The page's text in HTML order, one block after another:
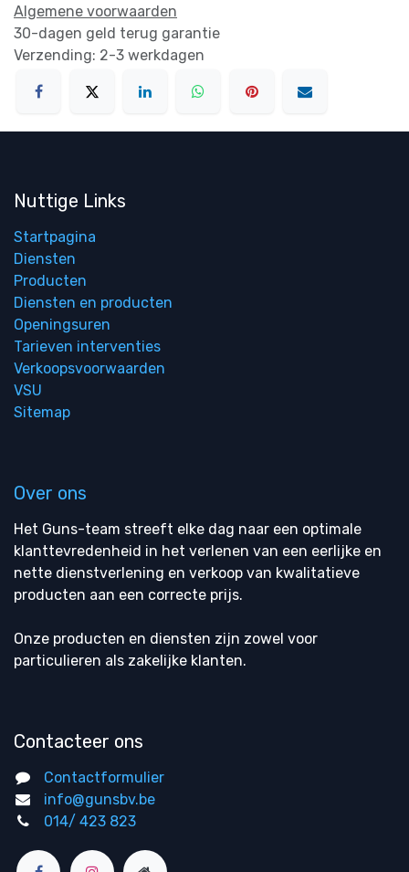
Algemene voorwaarden
30-dagen geld terug garantie
Verzending: 2-3 werkdagen
Nuttige Links
Startpagina
Diensten
Producten
Diensten en producten
Openingsuren
Tarieven interventies
Verkoopsvoorwaarden
VSU
Sitemap
Over ons
Het Guns-team streeft elke dag naar een optimale
klanttevredenheid in het verlenen van een eerlijke en
nette dienstverlening en verkoop van kwalitatieve
producten aan een correcte prijs.
Onze producten en diensten zijn zowel voor
particulieren als zakelijke klanten.
Contacteer ons
Contactformulier
info@gunsbv.be
014/ 423 823